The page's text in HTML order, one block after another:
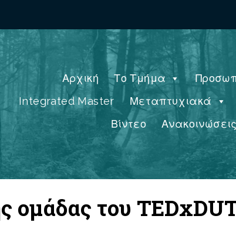
Αρχική Το Τμήμα
Integrated Master
Μεταπτυχιακά
Βίντεο
ομάδας του